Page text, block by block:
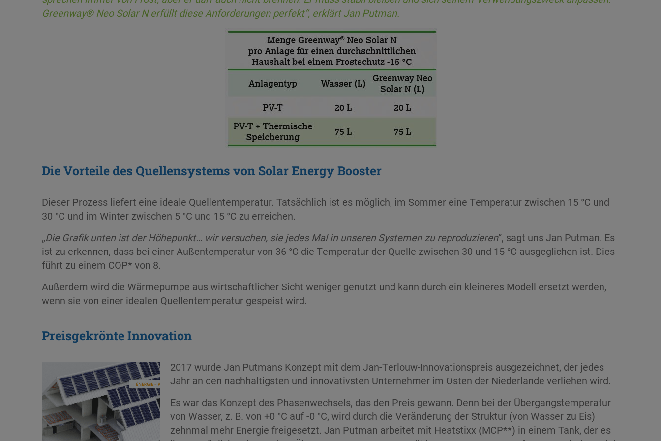
Greenway® Neo Solar N erfüllt diese Anforderungen perfekt“, erklärt Jan Putman.
Die Vorteile des Quellensystems von Solar Energy Booster
Dieser Prozess liefert eine ideale Quellentemperatur. Tatsächlich ist es möglich, im Sommer eine Temperatur zwischen 15 °C und
30 °C und im Winter zwischen 5 °C und 15 °C zu erreichen.
„Die Grafik unten ist der Höhepunkt… wir versuchen, sie jedes Mal in unseren Systemen zu reproduzieren“, sagt uns Jan Putman. Es
ist zu erkennen, dass bei einer Außentemperatur von 36 °C die Temperatur der Quelle zwischen 30 und 15 °C ausgeglichen ist. Dies
führt zu einem COP* von 8.
Außerdem wird die Wärmepumpe aus wirtschaftlicher Sicht weniger genutzt und kann durch ein kleineres Modell ersetzt werden,
wenn sie von einer idealen Quellentemperatur gespeist wird.
Preisgekrönte Innovation
2017 wurde Jan Putmans Konzept mit dem Jan-Terlouw-Innovationspreis ausgezeichnet, der jedes
Jahr an den nachhaltigsten und innovativsten Unternehmer im Osten der Niederlande verliehen wird.
Es war das Konzept des Phasenwechsels, das den Preis gewann. Denn bei der Übergangstemperatur
von Wasser, z. B. von +0 °C auf -0 °C, wird durch die Veränderung der Struktur (von Wasser zu Eis)
zehnmal mehr Energie freigesetzt. Jan Putman arbeitet mit Heatstixx (MCP**) in einem Tank, der es